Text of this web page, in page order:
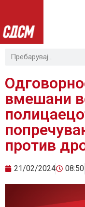
вмешани
против
21/02/2024 08:50